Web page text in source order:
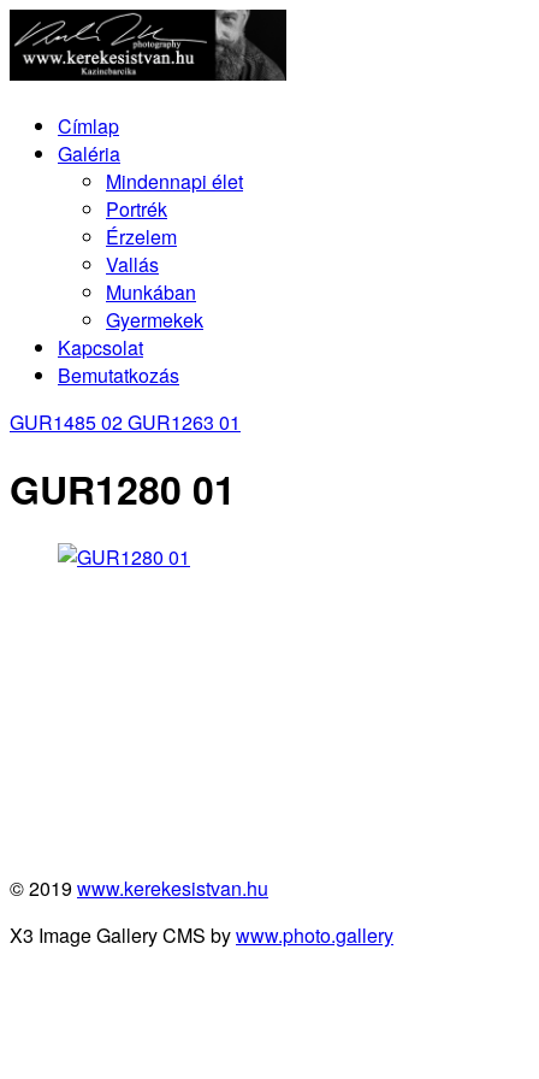
Címlap
Galéria
Mindennapi élet
Portrék
Érzelem
Vallás
Munkában
Gyermekek
Kapcsolat
Bemutatkozás
GUR1485 02GUR1263 01
GUR1280 01
© 2019www.kerekesistvan.hu
X3 Image Gallery CMS bywww.photo.gallery